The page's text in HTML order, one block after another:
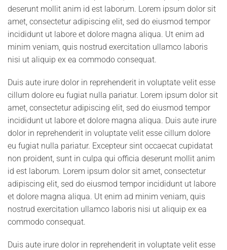
deserunt mollit anim id est laborum. Lorem ipsum dolor sit
amet, consectetur adipiscing elit, sed do eiusmod tempor
incididunt ut labore et dolore magna aliqua. Ut enim ad
minim veniam, quis nostrud exercitation ullamco laboris
nisi ut aliquip ex ea commodo consequat.
Duis aute irure dolor in reprehenderit in voluptate velit esse
cillum dolore eu fugiat nulla pariatur. Lorem ipsum dolor sit
amet, consectetur adipiscing elit, sed do eiusmod tempor
incididunt ut labore et dolore magna aliqua. Duis aute irure
dolor in reprehenderit in voluptate velit esse cillum dolore
eu fugiat nulla pariatur. Excepteur sint occaecat cupidatat
non proident, sunt in culpa qui officia deserunt mollit anim
id est laborum. Lorem ipsum dolor sit amet, consectetur
adipiscing elit, sed do eiusmod tempor incididunt ut labore
et dolore magna aliqua. Ut enim ad minim veniam, quis
nostrud exercitation ullamco laboris nisi ut aliquip ex ea
commodo consequat.
Duis aute irure dolor in reprehenderit in voluptate velit esse